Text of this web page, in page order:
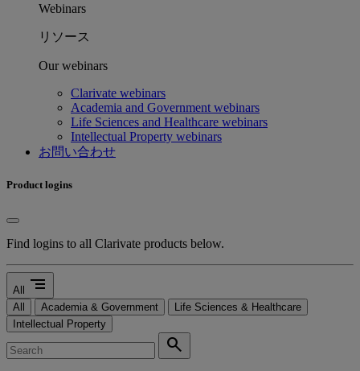
Webinars
リソース
Our webinars
Clarivate webinars
Academia and Government webinars
Life Sciences and Healthcare webinars
Intellectual Property webinars
お問い合わせ
Product logins
Find logins to all Clarivate products below.
All segment
All Academia & Government
Life Sciences & Healthcare
Intellectual Property
search